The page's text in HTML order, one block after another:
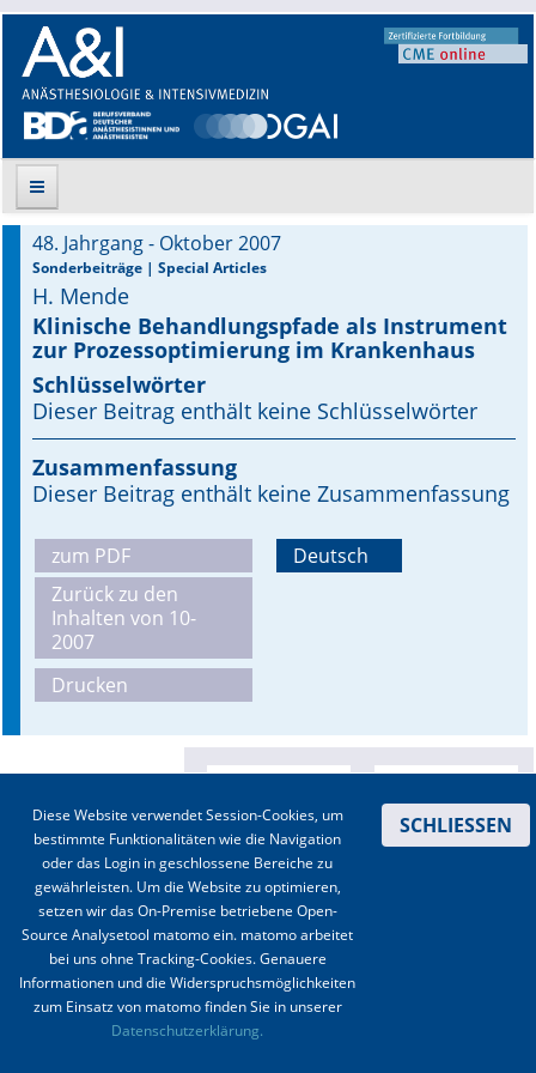
Suche
Aktuelle Ausgabe
Leitlinien
Archiv
Supplements
Online First
A&I English
Mediadaten
Autoren-Service
Stellenmarkt
Kongresskalender
48. Jahrgang - Oktober 2007
Sonderbeiträge | Special Articles
H. Mende
Klinische Behandlungspfade als Instrument
zur Prozessoptimierung im Krankenhaus
Schlüsselwörter
Dieser Beitrag enthält keine Schlüsselwörter
Zusammenfassung
Dieser Beitrag enthält keine Zusammenfassung
zum PDF
Zurück zu den
Inhalten von 10-
2007
Drucken
Deutsch
Impressum Datenschutz
Diese Website verwendet Session-Cookies, um
bestimmte Funktionalitäten wie die Navigation
oder das Login in geschlossene Bereiche zu
gewährleisten. Um die Website zu optimieren,
setzen wir das On-Premise betriebene Open-
Source Analysetool matomo ein. matomo arbeitet
bei uns ohne Tracking-Cookies. Genauere
Informationen und die Widerspruchsmöglichkeiten
zum Einsatz von matomo finden Sie in unserer
Datenschutzerklärung.
SCHLIESSEN